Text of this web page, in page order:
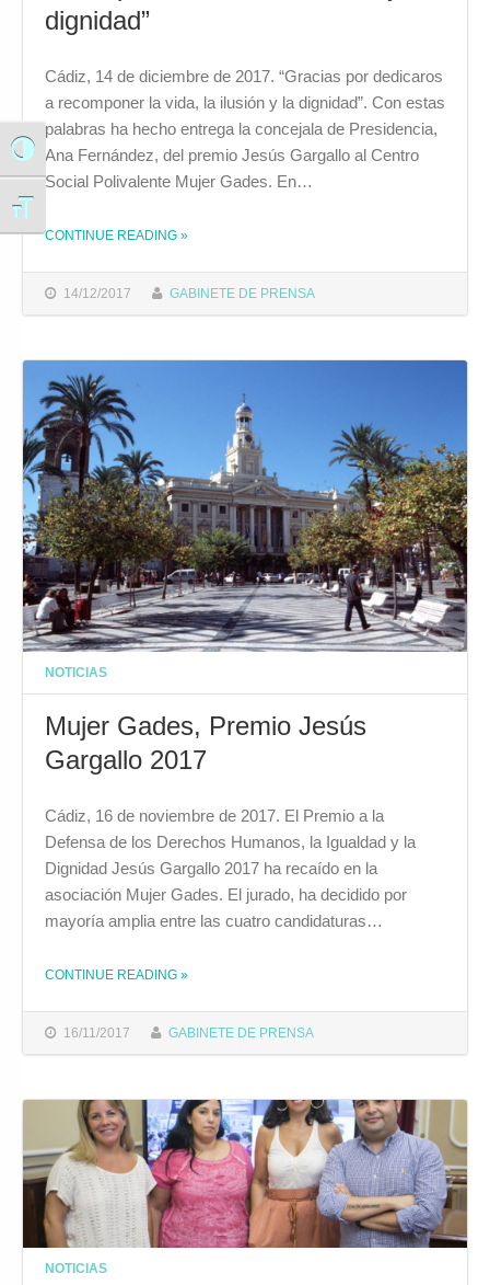
Alternar alto contraste
Alternar tamaño de letra
dignidad”
14/12/2017 GABINETE DE PRENSA
Cádiz, 14 de diciembre de 2017. “Gracias por dedicaros
a recomponer la vida, la ilusión y la dignidad”. Con estas
palabras ha hecho entrega la concejala de Presidencia,
Ana Fernández, del premio Jesús Gargallo al Centro
Social Polivalente Mujer Gades. En…
CONTINUE READING THE "ANA FERNÁNDEZ A MUJER GADES: “GRACIAS POR DEDICAROS A RECOMPONER LA VIDA, LA ILUSIÓN Y LA DIGNIDAD”"
»
NOTICIAS
Mujer Gades, Premio Jesús
Gargallo 2017
16/11/2017 GABINETE DE PRENSA
Cádiz, 16 de noviembre de 2017. El Premio a la
Defensa de los Derechos Humanos, la Igualdad y la
Dignidad Jesús Gargallo 2017 ha recaído en la
asociación Mujer Gades. El jurado, ha decidido por
mayoría amplia entre las cuatro candidaturas…
CONTINUE READING »
NOTICIAS